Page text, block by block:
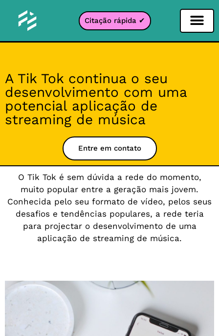
Citação rápida ✔
A Tik Tok continua o seu
desenvolvimento com uma
potencial aplicação de
streaming de música
Entre em contato
O Tik Tok é sem dúvida a rede do momento,
muito popular entre a geração mais jovem.
Conhecida pelo seu formato de vídeo, pelos seus
desafios e tendências populares, a rede teria
para projectar o desenvolvimento de uma
aplicação de streaming de música.